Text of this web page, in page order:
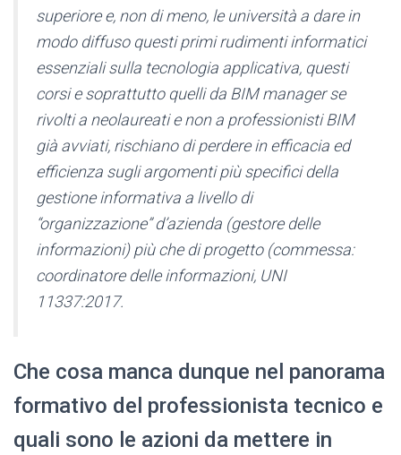
superiore e, non di meno, le università a dare in
modo diffuso questi primi rudimenti informatici
essenziali sulla tecnologia applicativa, questi
corsi e soprattutto quelli da BIM manager se
rivolti a neolaureati e non a professionisti BIM
già avviati, rischiano di perdere in efficacia ed
efficienza sugli argomenti più specifici della
gestione informativa a livello di
“organizzazione” d’azienda (gestore delle
informazioni) più che di progetto (commessa:
coordinatore delle informazioni, UNI
11337:2017.
Che cosa manca dunque nel panorama
formativo del professionista tecnico e
quali sono le azioni da mettere in